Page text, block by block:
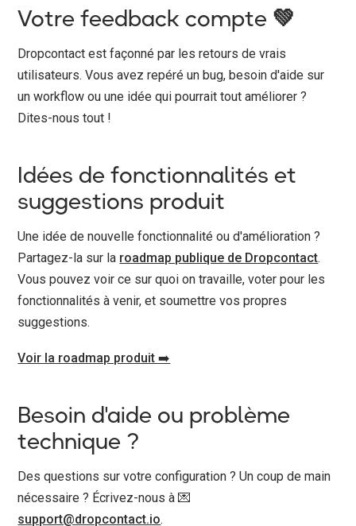
Votre feedback compte 💚
Dropcontact est façonné par les retours de vrais
utilisateurs. Vous avez repéré un bug, besoin d'aide sur
un workflow ou une idée qui pourrait tout améliorer ?
Dites-nous tout !
Idées de fonctionnalités et
suggestions produit
Une idée de nouvelle fonctionnalité ou d'amélioration ?
Partagez-la sur la roadmap publique de Dropcontact.
Vous pouvez voir ce sur quoi on travaille, voter pour les
fonctionnalités à venir, et soumettre vos propres
suggestions.
Voir la roadmap produit ➡️
Besoin d'aide ou problème
technique ?
Des questions sur votre configuration ? Un coup de main
nécessaire ? Écrivez-nous à 💌
support@dropcontact.io.